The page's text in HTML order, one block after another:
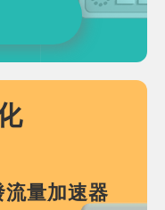
量加速器
題